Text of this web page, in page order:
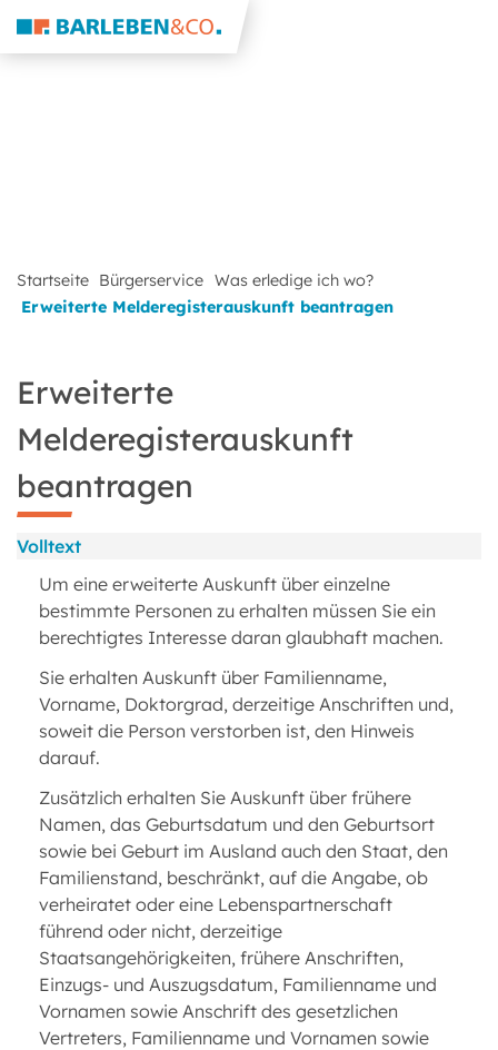
Startseite Bürgerservice Was erledige ich wo?
Erweiterte Melderegisterauskunft beantragen
Erweiterte
Melderegisterauskunft
beantragen
Volltext
Um eine erweiterte Auskunft über einzelne
bestimmte Personen zu erhalten müssen Sie ein
berechtigtes Interesse daran glaubhaft machen.
Sie erhalten Auskunft über Familienname,
Vorname, Doktorgrad, derzeitige Anschriften und,
soweit die Person verstorben ist, den Hinweis
darauf.
Zusätzlich erhalten Sie Auskunft über frühere
Namen, das Geburtsdatum und den Geburtsort
sowie bei Geburt im Ausland auch den Staat, den
Familienstand, beschränkt, auf die Angabe, ob
verheiratet oder eine Lebenspartnerschaft
führend oder nicht, derzeitige
Staatsangehörigkeiten, frühere Anschriften,
Einzugs- und Auszugsdatum, Familienname und
Vornamen sowie Anschrift des gesetzlichen
Vertreters, Familienname und Vornamen sowie